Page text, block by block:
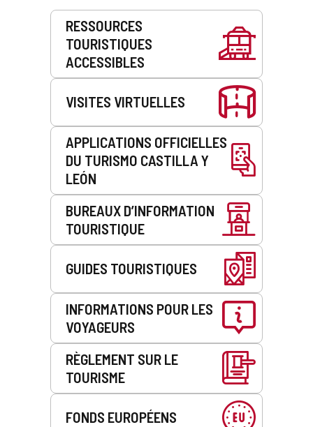
Prestations
RESSOURCES
TOURISTIQUES
ACCESSIBLES
VISITES VIRTUELLES
APPLICATIONS OFFICIELLES
DU TURISMO CASTILLA Y
LEÓN
BUREAUX D’INFORMATION
TOURISTIQUE
GUIDES TOURISTIQUES
INFORMATIONS POUR LES
VOYAGEURS
RÈGLEMENT SUR LE
TOURISME
FONDS EUROPÉENS